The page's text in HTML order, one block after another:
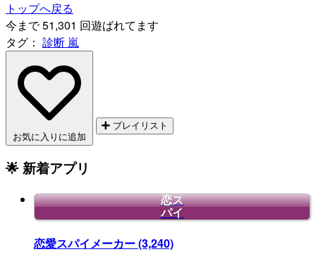
トップへ戻る
今まで 51,301 回遊ばれてます
タグ： 診断 嵐
お気に入りに追加
プレイリスト
🌟 新着アプリ
恋ス
パイ
恋愛スパイメーカー(3,240)